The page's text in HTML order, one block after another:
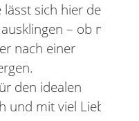
sich hier der
– ob mit
nach einer
den idealen
und mit viel Liebe